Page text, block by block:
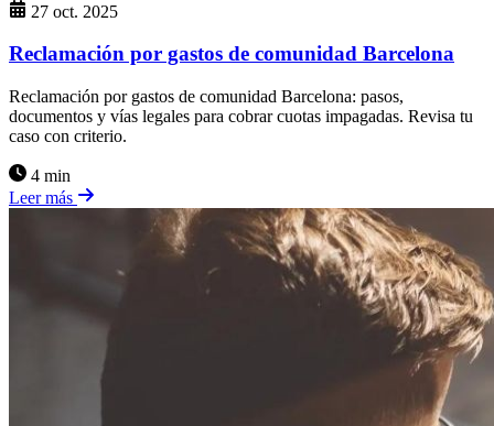
27 oct. 2025
Reclamación por gastos de comunidad Barcelona
Reclamación por gastos de comunidad Barcelona: pasos,
documentos y vías legales para cobrar cuotas impagadas. Revisa tu
caso con criterio.
4 min
Leer más